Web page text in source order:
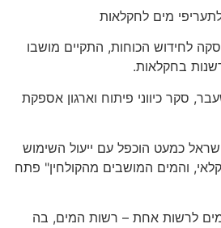
מים לחקלאות
לחידוש הכוחות, התקיים מושבו
בחקלאות.
, סקר כיווני פיתוח וארגון אספקת
כמעט הוכפל עם ייעול השימוש
, והמים המושבים מהקולחין" פתח
לרשות אחת – רשות המים, בה